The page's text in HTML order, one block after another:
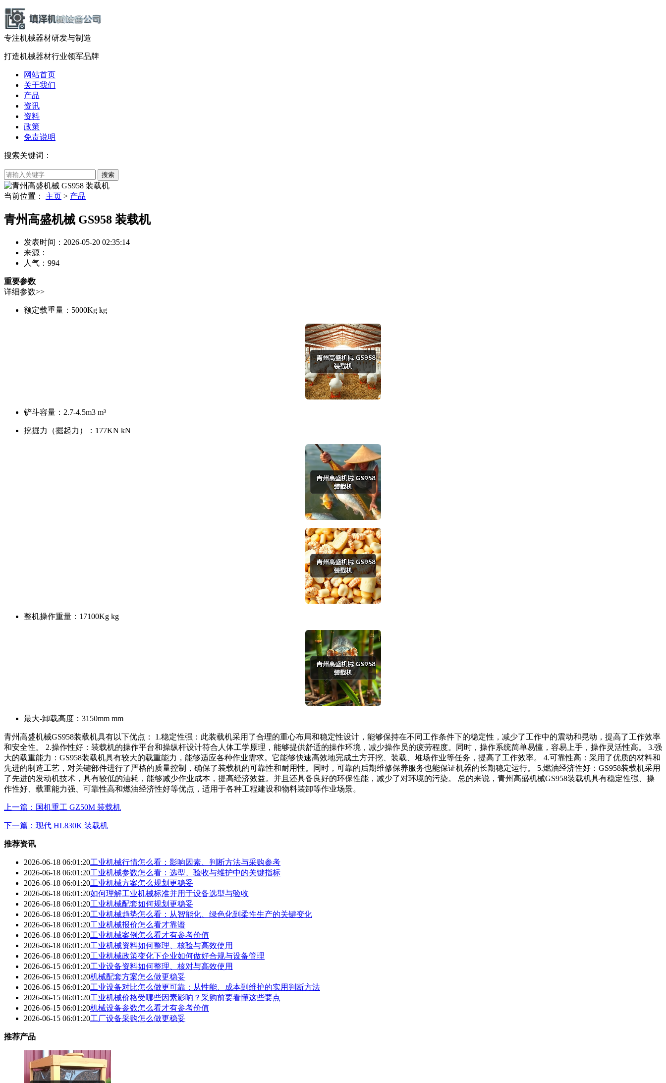
专注机械器材研发与制造
打造机械器材行业领军品牌
网站首页
关于我们
产品
资讯
资料
政策
免责说明
搜索关键词：
当前位置： 主页 > 产品
青州高盛机械 GS958 装载机
发表时间：2026-05-20 02:35:14
来源：
人气： 994
重要参数
详细参数>>
额定载重量： 5000Kg kg
铲斗容量： 2.7-4.5m3 m³
挖掘力（掘起力）： 177KN kN
整机操作重量： 17100Kg kg
最大-卸载高度： 3150mm mm
青州高盛机械GS958装载机具有以下优点： 1.稳定性强：此装载机采用了合理的重心布局和稳定性设计，能够保持在不同工作条件下的稳定性，减少了工作中的震动和晃动，提高了工作效率
和安全性。 2.操作性好：装载机的操作平台和操纵杆设计符合人体工学原理，能够提供舒适的操作环境，减少操作员的疲劳程度。同时，操作系统简单易懂，容易上手，操作灵活性高。 3.强
大的载重能力：GS958装载机具有较大的载重能力，能够适应各种作业需求。它能够快速高效地完成土方开挖、装载、堆场作业等任务，提高了工作效率。 4.可靠性高：采用了优质的材料和
先进的制造工艺，对关键部件进行了严格的质量控制，确保了装载机的可靠性和耐用性。同时，可靠的后期维修保养服务也能保证机器的长期稳定运行。 5.燃油经济性好：GS958装载机采用
了先进的发动机技术，具有较低的油耗，能够减少作业成本，提高经济效益。并且还具备良好的环保性能，减少了对环境的污染。 总的来说，青州高盛机械GS958装载机具有稳定性强、操
作性好、载重能力强、可靠性高和燃油经济性好等优点，适用于各种工程建设和物料装卸等作业场景。
上一篇：国机重工 GZ50M 装载机
下一篇：现代 HL830K 装载机
推荐资讯
2026-06-18 06:01:20工业机械行情怎么看：影响因素、判断方法与采购参考
2026-06-18 06:01:20工业机械参数怎么看：选型、验收与维护中的关键指标
2026-06-18 06:01:20工业机械方案怎么规划更稳妥
2026-06-18 06:01:20如何理解工业机械标准并用于设备选型与验收
2026-06-18 06:01:20工业机械配套如何规划更稳妥
2026-06-18 06:01:20工业机械趋势怎么看：从智能化、绿色化到柔性生产的关键变化
2026-06-18 06:01:20工业机械报价怎么看才靠谱
2026-06-18 06:01:20工业机械案例怎么看才有参考价值
2026-06-18 06:01:20工业机械资料如何整理、核验与高效使用
2026-06-18 06:01:20工业机械政策变化下企业如何做好合规与设备管理
2026-06-15 06:01:20工业设备资料如何整理、核对与高效使用
2026-06-15 06:01:20机械配套方案怎么做更稳妥
2026-06-15 06:01:20工业设备对比怎么做更可靠：从性能、成本到维护的实用判断方法
2026-06-15 06:01:20工业机械价格受哪些因素影响？采购前要看懂这些要点
2026-06-15 06:01:20机械设备参数怎么看才有参考价值
2026-06-15 06:01:20工厂设备采购怎么做更稳妥
推荐产品